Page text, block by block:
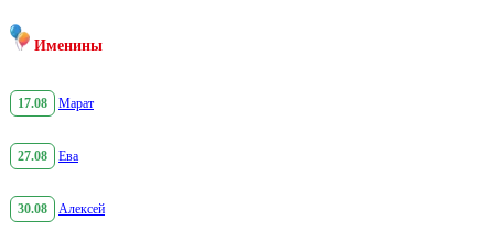
Именины
17.08 Марат
27.08 Ева
30.08 Алексей